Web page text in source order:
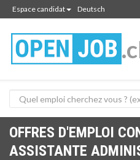
Espace candidat Deutsch
OFFRES D'EMPLOI
ASSISTANTE